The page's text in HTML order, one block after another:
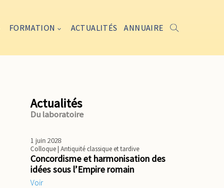
FORMATION ACTUALITÉS ANNUAIRE
Actualités
Du laboratoire
1 juin 2028
Colloque| Antiquité classique et tardive
Concordisme et harmonisation des
idées sous l’Empire romain
Voir